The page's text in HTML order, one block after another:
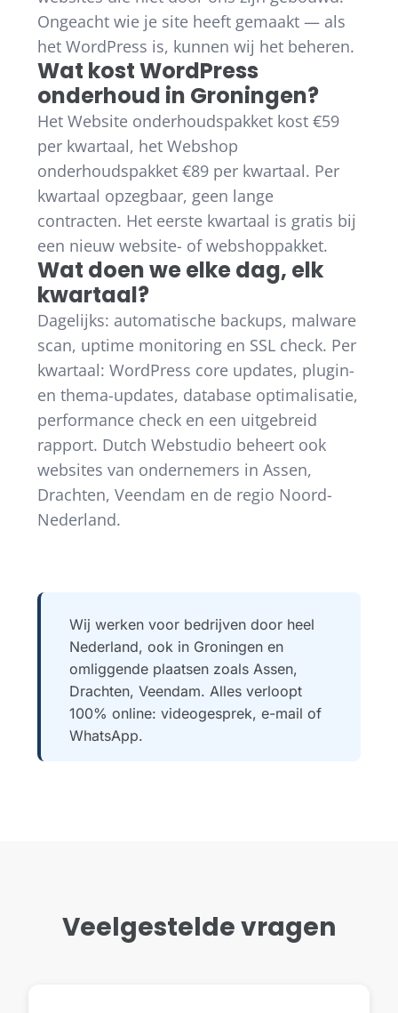
Ongeacht wie je site heeft gemaakt — als
het WordPress is, kunnen wij het beheren.
Wat kost WordPress
onderhoud in Groningen?
Het Website onderhoudspakket kost €59
per kwartaal, het Webshop
onderhoudspakket €89 per kwartaal. Per
kwartaal opzegbaar, geen lange
contracten. Het eerste kwartaal is gratis bij
een nieuw website- of webshoppakket.
Wat doen we elke dag, elk
kwartaal?
Dagelijks: automatische backups, malware
scan, uptime monitoring en SSL check. Per
kwartaal: WordPress core updates, plugin-
en thema-updates, database optimalisatie,
performance check en een uitgebreid
rapport. Dutch Webstudio beheert ook
websites van ondernemers in Assen,
Drachten, Veendam en de regio Noord-
Nederland.
Wij werken voor bedrijven door heel
Nederland, ook in Groningen en
omliggende plaatsen zoals Assen,
Drachten, Veendam. Alles verloopt
100% online: videogesprek, e-mail of
WhatsApp.
Veelgestelde vragen